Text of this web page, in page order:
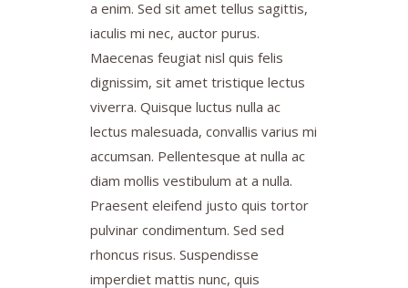
a enim. Sed sit amet tellus sagittis,
iaculis mi nec, auctor purus.
Maecenas feugiat nisl quis felis
dignissim, sit amet tristique lectus
viverra. Quisque luctus nulla ac
lectus malesuada, convallis varius mi
accumsan. Pellentesque at nulla ac
diam mollis vestibulum at a nulla.
Praesent eleifend justo quis tortor
pulvinar condimentum. Sed sed
rhoncus risus. Suspendisse
imperdiet mattis nunc, quis